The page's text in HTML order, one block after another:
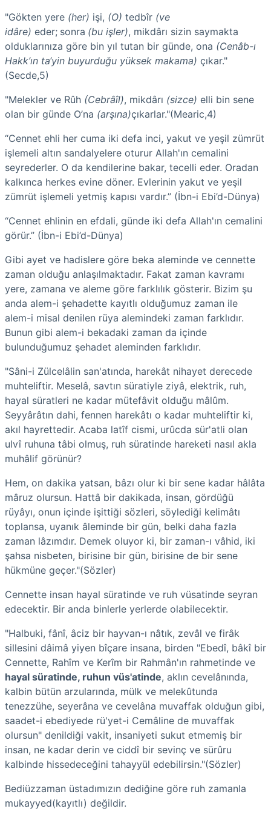
"Gökten yere (her) işi, (O) tedbîr (ve
idâre) eder; sonra (bu işler), mikdârı sizin saymakta
olduklarınıza göre bin yıl tutan bir günde, ona (Cenâb-ı
Hakk’ın ta‘yin buyurduğu yüksek makama) çıkar."
(Secde,5)
"Melekler ve Rûh (Cebrâîl), mikdârı (sizce) elli bin sene
olan bir günde O’na (arşına)çıkarlar."(Mearic,4)
“Cennet ehli her cuma iki defa inci, yakut ve yeşil zümrüt
işlemeli altın sandalyelere oturur Allah'ın cemalini
seyrederler. O da kendilerine bakar, tecelli eder. Oradan
kalkınca herkes evine döner. Evlerinin yakut ve yeşil
zümrüt işlemeli yetmiş kapısı vardır.” (İbn-i Ebi’d-Dünya)
“Cennet ehlinin en efdali, günde iki defa Allah'ın cemalini
görür.” (İbn-i Ebi’d-Dünya)
Gibi ayet ve hadislere göre beka aleminde ve cennette
zaman olduğu anlaşılmaktadır. Fakat zaman kavramı
yere, zamana ve aleme göre farklılık gösterir. Bizim şu
anda alem-i şehadette kayıtlı olduğumuz zaman ile
alem-i misal denilen rüya alemindeki zaman farklıdır.
Bunun gibi alem-i bekadaki zaman da içinde
bulunduğumuz şehadet aleminden farklıdır.
"Sâni-i Zülcelâlin san'atında, harekât nihayet derecede
muhteliftir. Meselâ, savtın süratiyle ziyâ, elektrik, ruh,
hayal süratleri ne kadar mütefâvit olduğu mâlûm.
Seyyârâtın dahi, fennen harekâtı o kadar muhteliftir ki,
akıl hayrettedir. Acaba latîf cismi, urûcda sür'atli olan
ulvî ruhuna tâbi olmuş, ruh süratinde hareketi nasıl akla
muhâlif görünür?
Hem, on dakika yatsan, bâzı olur ki bir sene kadar hâlâta
mâruz olursun. Hattâ bir dakikada, insan, gördüğü
rüyâyı, onun içinde işittiği sözleri, söylediği kelimâtı
toplansa, uyanık âleminde bir gün, belki daha fazla
zaman lâzımdır. Demek oluyor ki, bir zaman-ı vâhid, iki
şahsa nisbeten, birisine bir gün, birisine de bir sene
hükmüne geçer."(Sözler)
Cennette insan hayal süratinde ve ruh vüsatinde seyran
edecektir. Bir anda binlerle yerlerde olabilecektir.
"Halbuki, fânî, âciz bir hayvan-ı nâtık, zevâl ve firâk
sillesini dâimâ yiyen bîçare insana, birden "Ebedî, bâkî bir
Cennette, Rahîm ve Kerîm bir Rahmân'ın rahmetinde ve
hayal süratinde, ruhun vüs'atinde, aklın cevelânında,
kalbin bütün arzularında, mülk ve melekûtunda
tenezzühe, seyerâna ve cevelâna muvaffak olduğun gibi,
saadet-i ebediyede rü'yet-i Cemâline de muvaffak
olursun" denildiği vakit, insaniyeti sukut etmemiş bir
insan, ne kadar derin ve ciddî bir sevinç ve sürûru
kalbinde hissedeceğini tahayyül edebilirsin."(Sözler)
Bediüzzaman üstadımızın dediğine göre ruh zamanla
mukayyed(kayıtlı) değildir.